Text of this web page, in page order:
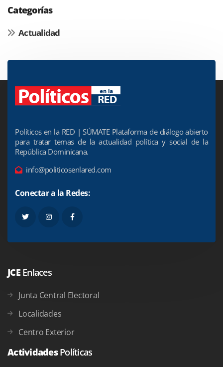
Categorías
Actualidad
Políticos en la RED | SÚMATE Plataforma de diálogo abierto
para tratar temas de la actualidad política y social de la
República Dominicana.
info@politicosenlared.com
Conectar a la Redes:
JCE Enlaces
Junta Central Electoral
Localidades
Centro Exterior
ActividadesPolíticas